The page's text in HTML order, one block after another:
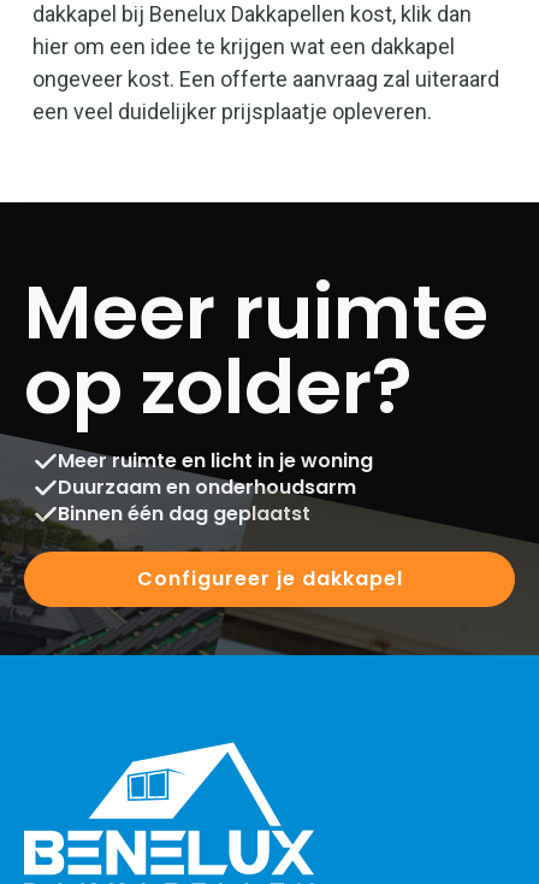
dakkapel bij Benelux Dakkapellen kost, klik dan
hier om een idee te krijgen wat een dakkapel
ongeveer kost. Een offerte aanvraag zal uiteraard
een veel duidelijker prijsplaatje opleveren.
Meer ruimte
op zolder?
Meer ruimte en licht in je woning
Duurzaam en onderhoudsarm
Binnen één dag geplaatst
Configureer je dakkapel